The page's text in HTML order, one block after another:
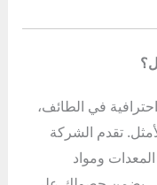
في الطائف،
تقدم الشركة
ومواد